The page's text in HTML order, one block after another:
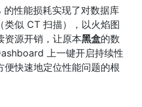
性能损耗实现了对数据库
类似 CT 扫描），以火焰图
资源开销，让原本黑盒的数
上一键开启持续性
快速地定位性能问题的根